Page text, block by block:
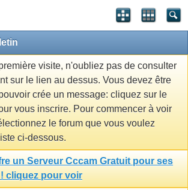
visite, n'oubliez pas de consulter
sur le lien au dessus. Vous devez être
crée un message: cliquez sur le
vous inscrire. Pour commencer à voir
le forum que vous voulez
ci-dessous.
un Serveur Cccam Gratuit pour ses
cliquez pour voir